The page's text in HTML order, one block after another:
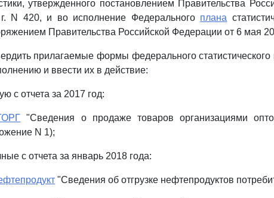
утвержденного постановлением Правительства
N 420, и во исполнение Федерального плана
Правительства Российской Федерации от 6 мая
прилагаемые формы федерального
и ввести их в действие:
с отчета за 2017 год:
"Сведения о продаже товаров организациями
N 1);
с отчета за январь 2018 года:
"Сведения об отгрузке нефтепродуктов